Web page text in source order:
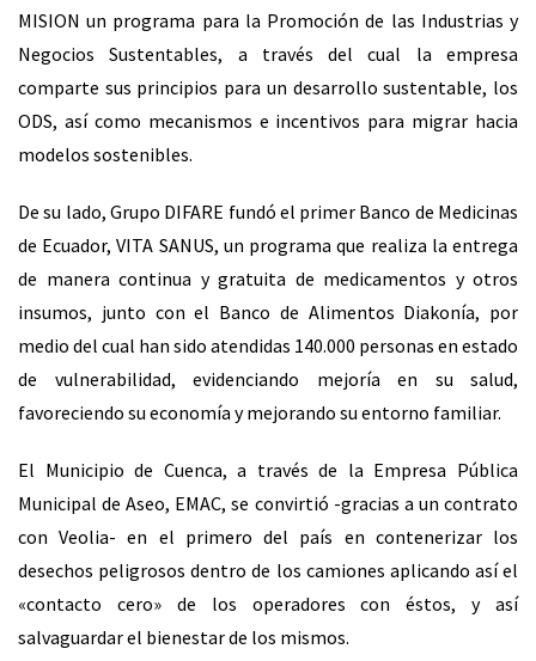
MISION un programa para la Promoción de las Industrias y
Negocios Sustentables, a través del cual la empresa
comparte sus principios para un desarrollo sustentable, los
ODS, así como mecanismos e incentivos para migrar hacia
modelos sostenibles.
De su lado, Grupo DIFARE fundó el primer Banco de Medicinas
de Ecuador, VITA SANUS, un programa que realiza la entrega
de manera continua y gratuita de medicamentos y otros
insumos, junto con el Banco de Alimentos Diakonía, por
medio del cual han sido atendidas 140.000 personas en estado
de vulnerabilidad, evidenciando mejoría en su salud,
favoreciendo su economía y mejorando su entorno familiar.
El Municipio de Cuenca, a través de la Empresa Pública
Municipal de Aseo, EMAC, se convirtió -gracias a un contrato
con Veolia- en el primero del país en contenerizar los
desechos peligrosos dentro de los camiones aplicando así el
«contacto cero» de los operadores con éstos, y así
salvaguardar el bienestar de los mismos.